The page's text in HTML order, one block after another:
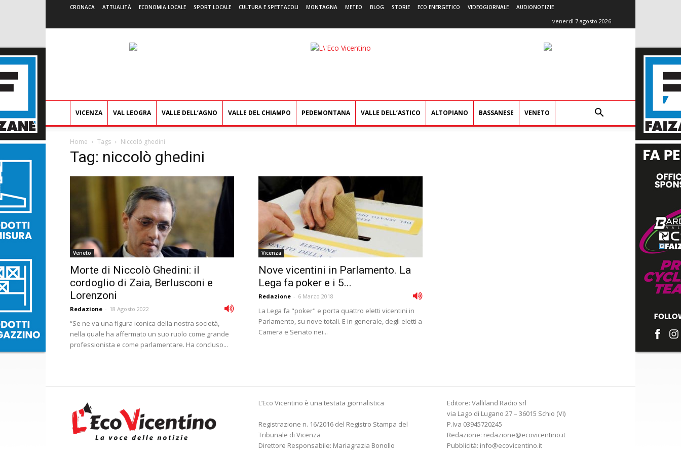
CRONACA ATTUALITÀ ECONOMIA LOCALE SPORT LOCALE CULTURA E SPETTACOLI MONTAGNA METEO BLOG STORIE ECO ENERGETICO VIDEOGIORNALE AUDIONOTIZIE
venerdì 7 agosto 2026
L'Eco
VICENZA VAL LEOGRA VALLE DELL’AGNO VALLE DEL CHIAMPO PEDEMONTANA VALLE DELL’ASTICO ALTOPIANO BASSANESE VENETO
Home Tags Niccolò ghedini
Tag: niccolò ghedini
Veneto
Morte di Niccolò Ghedini: il
cordoglio di Zaia, Berlusconi e
Lorenzoni
Redazione - 18 Agosto 2022
“Se ne va una figura iconica della nostra società,
nella quale ha affermato un suo ruolo come grande
professionista e come parlamentare. Ha concluso...
Vicenza
Nove vicentini in Parlamento. La
Lega fa poker e i 5...
Redazione - 6 Marzo 2018
La Lega fa "poker" e porta quattro eletti vicentini in
Parlamento, su nove totali. E in generale, degli eletti a
Camera e Senato nei...
L’Eco Vicentino è una testata giornalistica
Registrazione n. 16/2016 del Registro Stampa del
Tribunale di Vicenza
Direttore Responsabile: Mariagrazia Bonollo
Editore: Valliland Radio srl
via Lago di Lugano 27 – 36015 Schio (VI)
P.Iva 03945720245
Redazione: redazione@ecovicentino.it
Pubblicità: info@ecovicentino.it